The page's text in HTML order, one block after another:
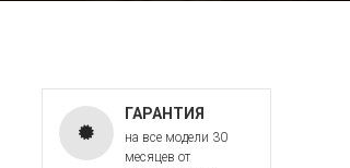
ГАРАНТИЯ
на все модели 30
месяцев от